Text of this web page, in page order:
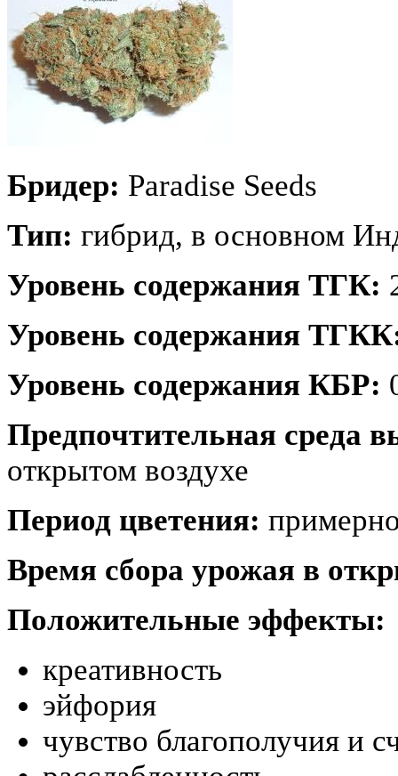
Бридер: Paradise Seeds
Тип: гибрид, в основном
Уровень содержания ТГК:
Уровень содержания
Уровень содержания КБР:
Предпочтительная среда
открытом воздухе
Период цветения:
Время сбора урожая в
Положительные эффекты:
креативность
эйфория
чувство благополучия и